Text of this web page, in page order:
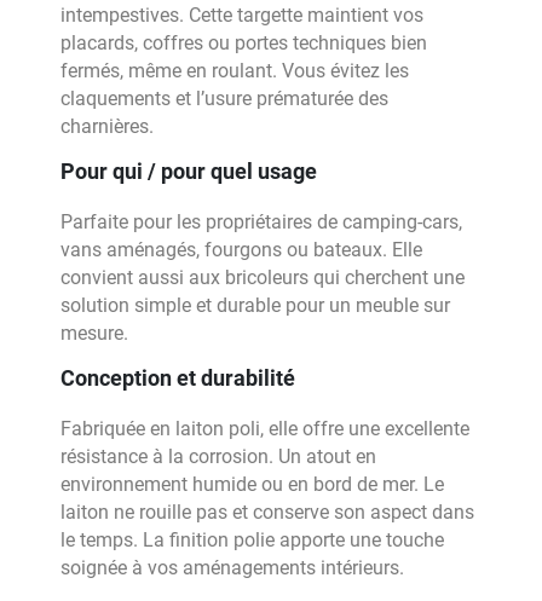
intempestives. Cette targette maintient vos
placards, coffres ou portes techniques bien
fermés, même en roulant. Vous évitez les
claquements et l’usure prématurée des
charnières.
Pour qui / pour quel usage
Parfaite pour les propriétaires de camping-cars,
vans aménagés, fourgons ou bateaux. Elle
convient aussi aux bricoleurs qui cherchent une
solution simple et durable pour un meuble sur
mesure.
Conception et durabilité
Fabriquée en laiton poli, elle offre une excellente
résistance à la corrosion. Un atout en
environnement humide ou en bord de mer. Le
laiton ne rouille pas et conserve son aspect dans
le temps. La finition polie apporte une touche
soignée à vos aménagements intérieurs.